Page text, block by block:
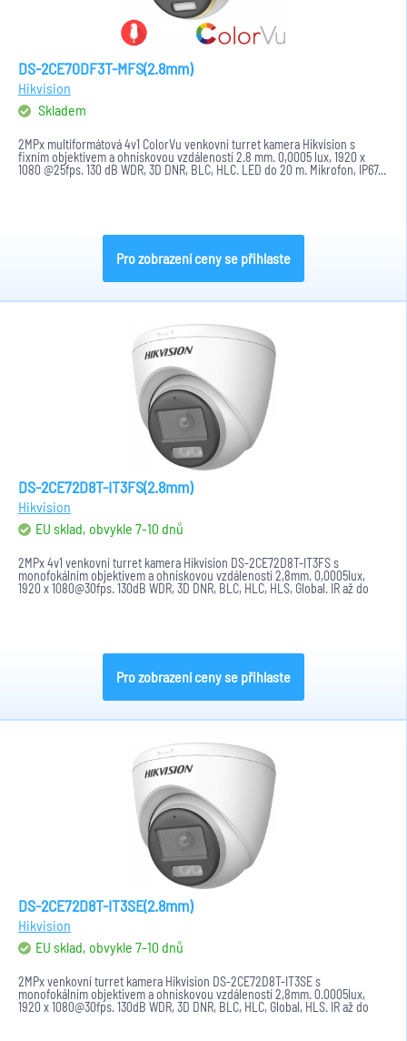
DS-2CE70DF3T-MFS(2.8mm)
Hikvision
Skladem
2MPx multiformátová 4v1 ColorVu venkovní turret kamera Hikvision s
fixním objektivem a ohniskovou vzdáleností 2.8 mm. 0,0005 lux, 1920 x
1080 @25fps. 130 dB WDR, 3D DNR, BLC, HLC. LED do 20 m. Mikrofon, IP67...
Pro zobrazení ceny se přihlaste
DS-2CE72D8T-IT3FS(2.8mm)
Hikvision
EU sklad, obvykle 7-10 dnů
2MPx 4v1 venkovní turret kamera Hikvision DS-2CE72D8T-IT3FS s
monofokálním objektivem a ohniskovou vzdáleností 2,8mm. 0,0005lux,
1920 x 1080@30fps. 130dB WDR, 3D DNR, BLC, HLC, HLS, Global. IR až do
Pro zobrazení ceny se přihlaste
DS-2CE72D8T-IT3SE(2.8mm)
Hikvision
EU sklad, obvykle 7-10 dnů
2MPx venkovní turret kamera Hikvision DS-2CE72D8T-IT3SE s
monofokálním objektivem a ohniskovou vzdáleností 2,8mm. 0.0005lux,
1920 x 1080@30fps. 130dB WDR, 3D DNR, BLC, HLC, Global, HLS. IR až do